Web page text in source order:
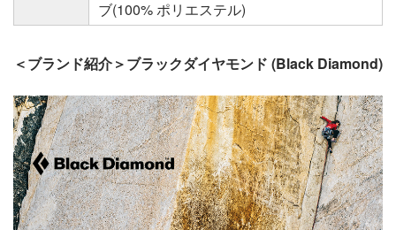
ブ(100% ポリエステル)
＜ブランド紹介＞ブラックダイヤモンド (Black Diamond)